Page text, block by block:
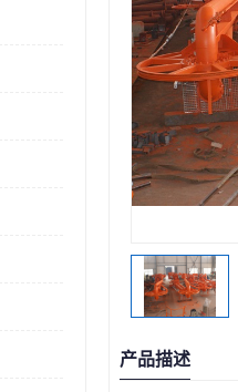
产品描述